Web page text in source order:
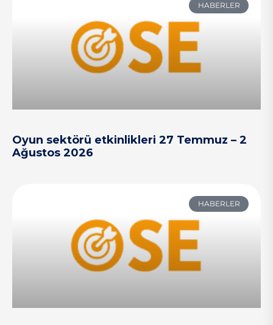
HABERLER
Oyun sektörü etkinlikleri 27 Temmuz – 2
Ağustos 2026
HABERLER